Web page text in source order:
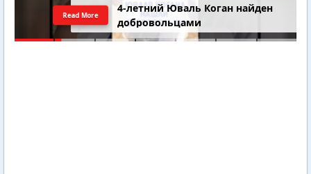
4-летний Юваль Коган найден
добровольцами
Read More